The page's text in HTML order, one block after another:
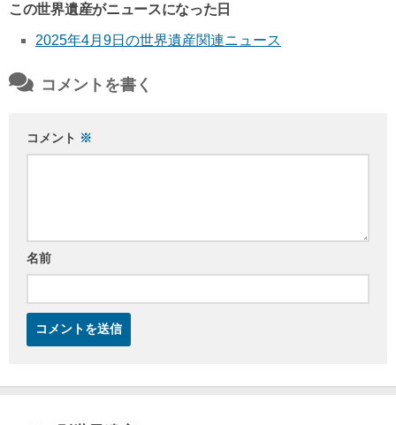
この世界遺産がニュースになった日
2025年4月9日の世界遺産関連ニュース
コメントを書く
コメント ※
名前